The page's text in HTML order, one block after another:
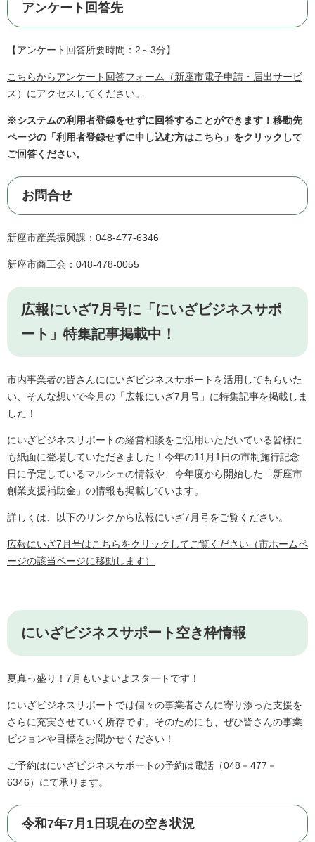
アンケート回答先
【アンケート回答所要時間：2～3分】
こちらからアンケート回答フォーム（新座市電子申請・届出サービ
ス）にアクセスしてください。
※システムの利用者登録をせずに回答することができます！移動先
ページの「利用者登録せずに申し込む方はこちら」をクリックして
ご回答ください。
お問合せ
新座市産業振興課：048-477-6346
新座市商工会：048-478-0055
広報にいざ7月号に「にいざビジネスサポ
ート」特集記事掲載中！
市内事業者の皆さんににいざビジネスサポートを活用してもらいた
い、そんな想いで今月の「広報にいざ7月号」に特集記事を掲載しま
した！
にいざビジネスサポートの経営相談をご活用いただいている皆様に
も紙面に登場していただきました！今年の11月1日の市制施行記念
日に予定しているマルシェの情報や、今年度から開始した「新座市
創業支援補助金」の情報も掲載しています。
詳しくは、以下のリンクから広報にいざ7月号をご覧ください。
広報にいざ7月号はこちらをクリックしてご覧ください（市ホームペ
ージの該当ページに移動します）
にいざビジネスサポート空き枠情報
夏真っ盛り！7月もいよいよスタートです！
にいざビジネスサポートでは個々の事業者さんに寄り添った支援を
さらに充実させていく所存です。そのためにも、ぜひ皆さんの事業
ビジョンや目標をお聞かせください！
ご予約はにいざビジネスサポートの予約は電話（048－477－
6346）にて承ります。
令和7年7月1日現在の空き状況